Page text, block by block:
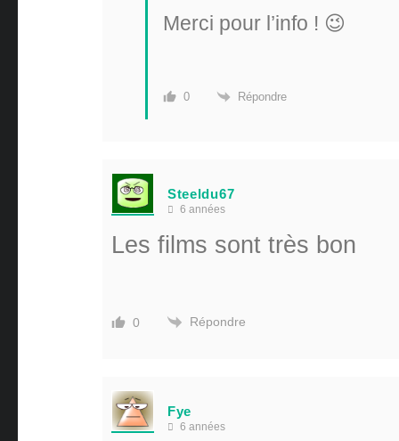
Merci pour l’info ! 😉
0 Répondre
Steeldu67
6 années
Les films sont très bon
0 Répondre
Fye
6 années